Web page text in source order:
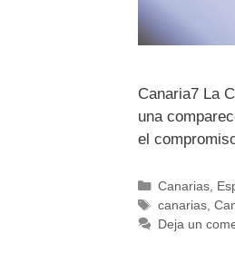
Canaria7 La
una
el
Canarias,
canarias,
Deja un